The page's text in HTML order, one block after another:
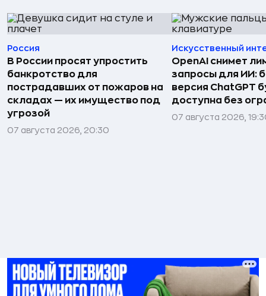
Россия
В России просят упростить
банкротство для
пострадавших от пожаров на
складах — их имущество под
угрозой
07 августа 2026, 20:30
Искусственный
OpenAI снимет
запросы для ИИ:
версия ChatGPT
доступна без
07 августа 2026,